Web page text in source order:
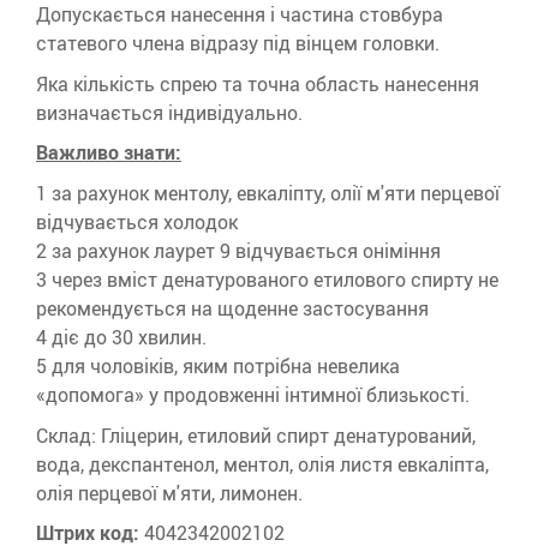
Допускається нанесення і частина стовбура
статевого члена відразу під вінцем головки.
Яка кількість спрею та точна область нанесення
визначається індивідуально.
Важливо знати:
за рахунок ментолу, евкаліпту, олії м'яти перцевої
відчувається холодок
за рахунок лаурет 9 відчувається оніміння
через вміст денатурованого етилового спирту не
рекомендується на щоденне застосування
діє до 30 хвилин.
для чоловіків, яким потрібна невелика
«допомога» у продовженні інтимної близькості.
Склад: Гліцерин, етиловий спирт денатурований,
вода, декспантенол, ментол, олія листя евкаліпта,
олія перцевої м'яти, лимонен.
Штрих код: 4042342002102